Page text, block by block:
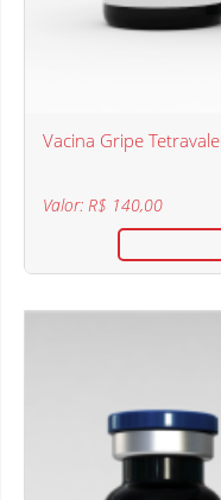
Vacina Gripe
Valor: R$ 140,00